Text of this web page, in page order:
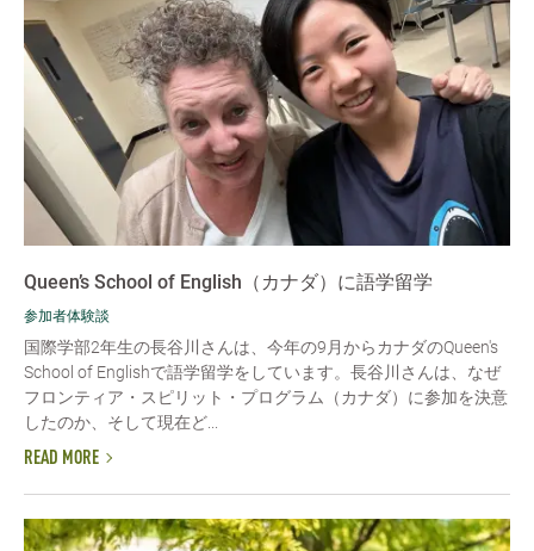
Queen’s School of English（カナダ）に語学留学
参加者体験談
国際学部2年生の長谷川さんは、今年の9月からカナダのQueen's
School of Englishで語学留学をしています。長谷川さんは、なぜ
フロンティア・スピリット・プログラム（カナダ）に参加を決意
したのか、そして現在ど...
READ MORE